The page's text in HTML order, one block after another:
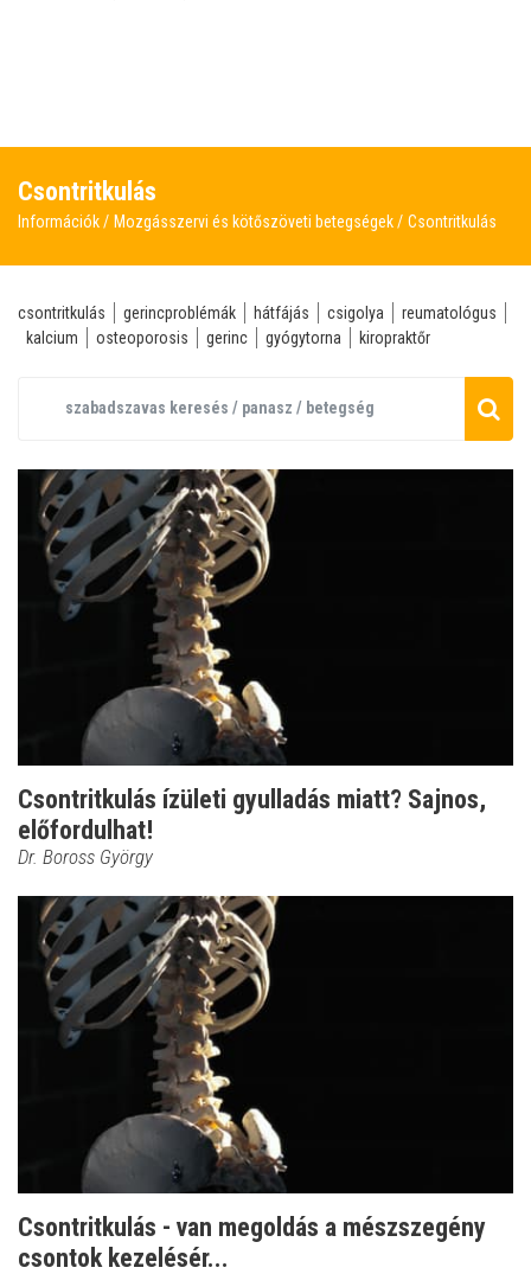
Csontritkulás
Információk Mozgásszervi és kötőszöveti betegségek Csontritkulás
csontritkulás gerincproblémák hátfájás csigolya
reumatológus
kalcium
osteoporosis gerinc gyógytorna kiropraktőr
Csontritkulás ízületi gyulladás miatt? Sajnos,
előfordulhat!
Dr. Boross György
Csontritkulás - van megoldás a mészszegény
csontok kezelésér...